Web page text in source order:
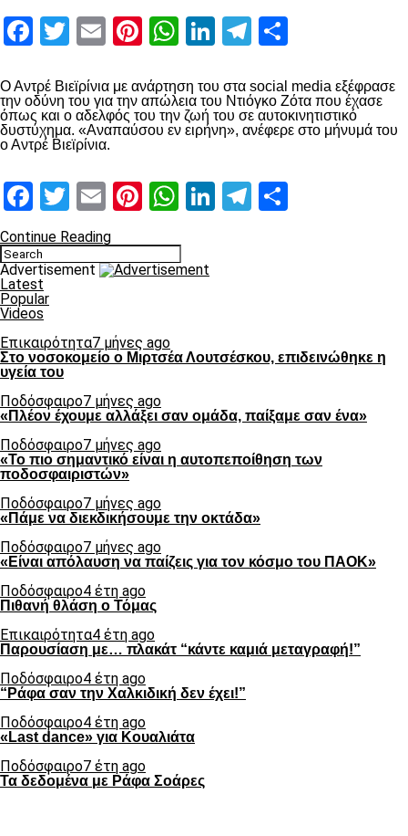
Facebook
Twitter
EmailPinterest
WhatsApp
LinkedIn
Telegram
Ο Αντρέ Βιεϊρίνια με ανάρτηση του στα social media εξέφρασε
την οδύνη του για την απώλεια του Ντιόγκο Ζότα που έχασε
όπως και ο αδελφός του την ζωή του σε αυτοκινητιστικό
δυστύχημα. «Αναπαύσου εν ειρήνη», ανέφερε στο μήνυμά του
ο Αντρέ Βιεϊρίνια.
Facebook
Twitter
EmailPinterest
WhatsApp
LinkedIn
Telegram
Continue Reading
Advertisement
Latest
Popular
Videos
Επικαιρότητα7 μήνες ago
Στο νοσοκομείο ο Μιρτσέα Λουτσέσκου, επιδεινώθηκε η
υγεία του
Ποδόσφαιρο7 μήνες ago
«Πλέον έχουμε αλλάξει σαν ομάδα, παίξαμε σαν ένα»
Ποδόσφαιρο7 μήνες ago
«Το πιο σημαντικό είναι η αυτοπεποίθηση των
ποδοσφαιριστών»
Ποδόσφαιρο7 μήνες ago
«Πάμε να διεκδικήσουμε την οκτάδα»
Ποδόσφαιρο7 μήνες ago
«Είναι απόλαυση να παίζεις για τον κόσμο του ΠΑΟΚ»
Ποδόσφαιρο4 έτη ago
Πιθανή θλάση ο Τόμας
Επικαιρότητα4 έτη ago
Παρουσίαση με… πλακάτ “κάντε καμιά μεταγραφή!”
Ποδόσφαιρο4 έτη ago
“Ράφα σαν την Χαλκιδική δεν έχει!”
Ποδόσφαιρο4 έτη ago
«Last dance» για Κουαλιάτα
Ποδόσφαιρο7 έτη ago
Τα δεδομένα με Ράφα Σοάρες